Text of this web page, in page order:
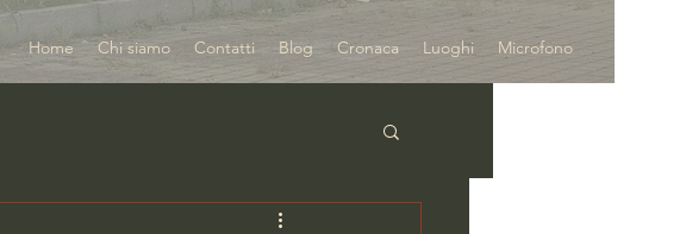
Home Chi siamo Contatti Blog Cronaca Luoghi Microfono